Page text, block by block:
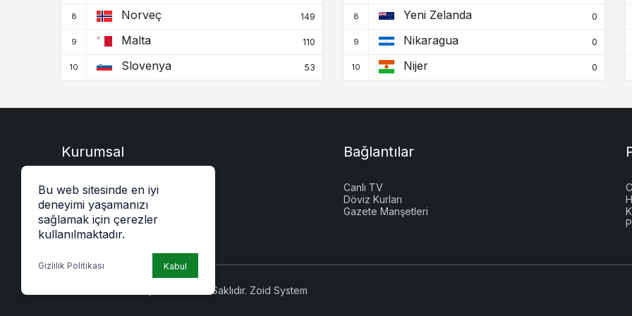
Norveç 149
Malta 110
Slovenya 53
Yeni Zelanda 0
Nikaragua 0
Nijer 0
Bu web sitesinde en iyi
deneyimi yaşamanızı
sağlamak için çerezler
kullanılmaktadır.
Gizlilik Politikası Kabul
Kurumsal
Künye
Gizlilik Politikası
Bağlantılar
Canlı TV
Döviz Kurları
Gazete Manşetleri
© Telif Hakkı 2026, Tüm Hakları Saklıdır. Zoid System